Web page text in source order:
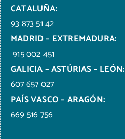
CATALUÑA:
93 873 51 42
MADRID – EXTREMADURA:
915 002 451
GALICIA – ASTÚRIAS – LEÓN:
607 657 027
PAÍS VASCO – ARAGÓN:
669 516 756